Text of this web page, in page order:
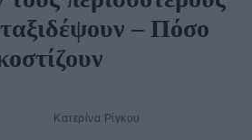
– Πόσο
Κατερίνα Ρίγκου